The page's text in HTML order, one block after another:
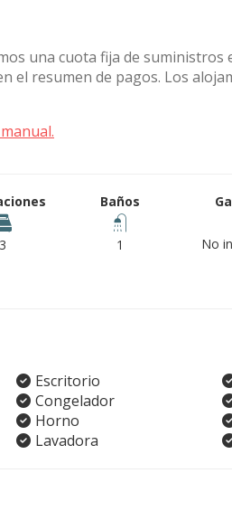
una cuota fija de suministros
el resumen de pagos. Los
3
Baños
1 No
Escritorio
Congelador
Horno
Lavadora